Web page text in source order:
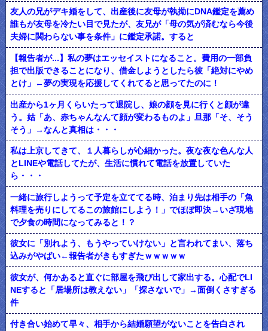
友人の兄がデキ婚をして、出産後に友母が執拗にDNA鑑定を薦め
誰もが友母を冷たい目で見たが、友兄が「母の気が済むなら今後
夫婦に関わらない事を条件」に鑑定承諾。すると
【報告者が...】私の夢はエッセイストになること。費用の一部負
担で出版できることになり、借金しようとしたら彼「絶対にやめ
とけ」←夢の実現を応援してくれてると思ってたのに！
出産から1ヶ月くらいたって退院し、娘の顔を見に行くと顔が違
う。姑「あ、赤ちゃんなんて顔が変わるものよ」旦那「そ、そう
そう」→なんと真相は・・・
私は上京してきて、１人暮らしが心細かった。夜な夜な色んな人
とLINEや電話してたが、生活に慣れて電話を放置していた
ら・・・
一緒に旅行しようって予定を立ててる時、泊まり先は相手の「魚
料理を売りにしてるこの旅館にしよう！」でほぼ即決→いざ現地
で夕食の時間になってみると！？
彼女に「別れよう、もうやっていけない」と言われてまい、落ち
込みがやばい←報告者がきもすぎたｗｗｗｗｗ
彼女が、何かあると直ぐに部屋を飛び出して家出する。心配でLI
NEすると「居場所は教えない」「探さないで」→面倒くさすぎる
件
付き合い始めて早々、相手から結婚願望がないことを告白され